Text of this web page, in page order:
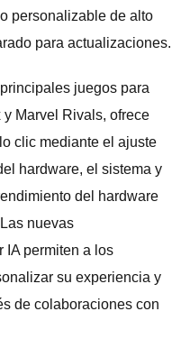
personalizable de alto
para actualizaciones.
juegos para
Marvel Rivals, ofrece
clic mediante el ajuste
hardware, el sistema y
del hardware
nuevas
IA permiten a los
su experiencia y
de colaboraciones con